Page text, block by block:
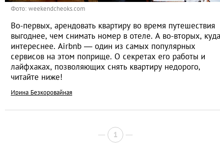
Фото: weekendcheoks.com
Во-первых, арендовать квартиру во время путешествия
выгоднее, чем снимать номер в отеле. А во-вторых, куда
интереснее. Airbnb — один из самых популярных
сервисов на этом поприще. О секретах его работы и
лайфхаках, позволяющих снять квартиру недорого,
читайте ниже!
Ирина Безкоровайная
1